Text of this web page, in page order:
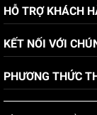
HỖ TRỢ KHÁCH
KẾT NỐI VỚI
PHƯƠNG THỨC